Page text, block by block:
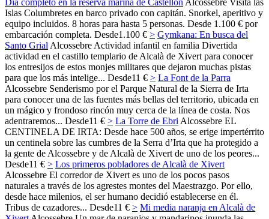
Día completo en la reserva marina de Castellón Alcossebre Visita las
Islas Columbretes en barco privado con capitán. Snorkel, aperitivo y
equipo incluidos. 8 horas para hasta 5 personas. Desde 1.100 € por
embarcación completa. Desde1.100 € > Gymkana: En busca del
Santo Grial Alcossebre Actividad infantil en familia Divertida
actividad en el castillo templario de Alcalà de Xivert para conocer
los entresijos de estos monjes militares que dejaron muchas pistas
para que los más intelige... Desde11 € > La Font de la Parra
Alcossebre Senderismo por el Parque Natural de la Sierra de Irta
para conocer una de las fuentes más bellas del territorio, ubicada en
un mágico y frondoso rincón muy cerca de la línea de costa. Nos
adentraremos... Desde11 € > La Torre de Ebri Alcossebre EL
CENTINELA DE IRTA: Desde hace 500 años, se erige impertérrito
un centinela sobre las cumbres de la Serra d’Irta que ha protegido a
la gente de Alcossebre y de Alcalà de Xivert de uno de los peores...
Desde11 € > Los primeros pobladores de Alcalà de Xivert
Alcossebre El corredor de Xivert es uno de los pocos pasos
naturales a través de los agrestes montes del Maestrazgo. Por ello,
desde hace milenios, el ser humano decidió establecerse en él.
Tribus de cazadores... Desde11 € > Mi media naranja en Alcalà de